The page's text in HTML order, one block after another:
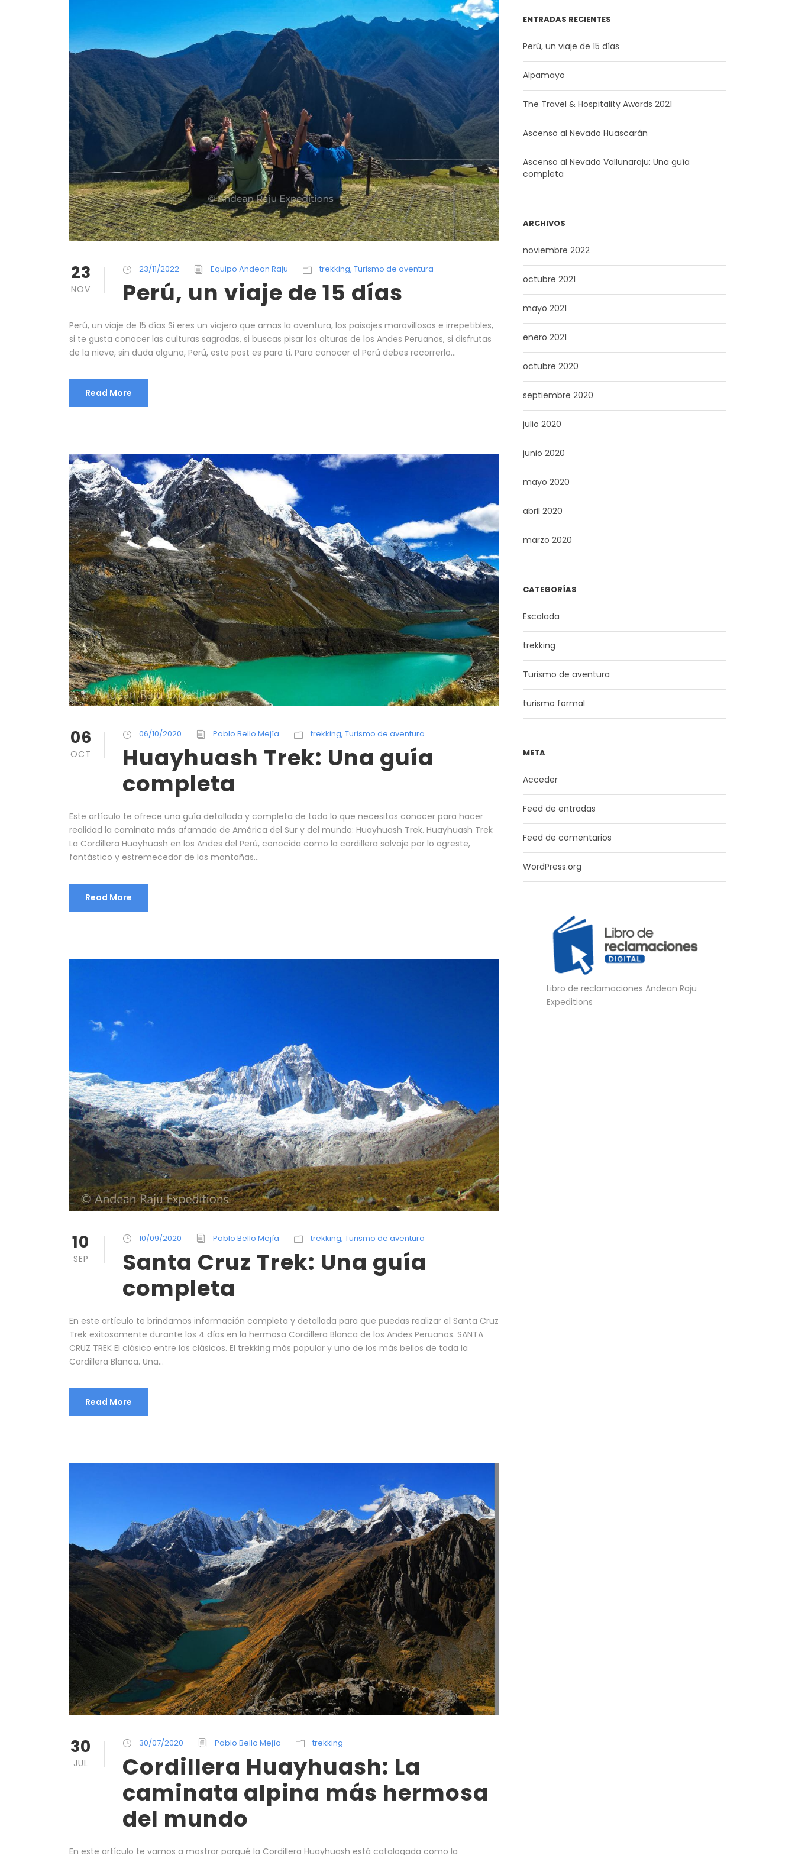
23
NOV
23/11/2022 Equipo Andean Raju trekking, Turismo de aventura
Perú, un viaje de 15 días
Perú, un viaje de 15 días Si eres un viajero que amas la aventura, los paisajes maravillosos e irrepetibles,
si te gusta conocer las culturas sagradas, si buscas pisar las alturas de los Andes Peruanos, si disfrutas
de la nieve, sin duda alguna, Perú, este post es para ti. Para conocer el Perú debes recorrerlo...
Read More
06
OCT
06/10/2020 Pablo Bello Mejía trekking, Turismo de aventura
Huayhuash Trek: Una guía
completa
Este artículo te ofrece una guía detallada y completa de todo lo que necesitas conocer para hacer
realidad la caminata más afamada de América del Sur y del mundo: Huayhuash Trek. Huayhuash Trek
La Cordillera Huayhuash en los Andes del Perú, conocida como la cordillera salvaje por lo agreste,
fantástico y estremecedor de las montañas...
Read More
10
SEP
10/09/2020 Pablo Bello Mejía trekking, Turismo de aventura
Santa Cruz Trek: Una guía
completa
En este artículo te brindamos información completa y detallada para que puedas realizar el Santa Cruz
Trek exitosamente durante los 4 días en la hermosa Cordillera Blanca de los Andes Peruanos. SANTA
CRUZ TREK El clásico entre los clásicos. El trekking más popular y uno de los más bellos de toda la
Cordillera Blanca. Una...
Read More
30
JUL
30/07/2020 Pablo Bello Mejía trekking
Cordillera Huayhuash: La
caminata alpina más hermosa
del mundo
En este artículo te vamos a mostrar porqué la Cordillera Huayhuash está catalogada como la
ENTRADAS RECIENTES
Perú, un viaje de 15 días
Alpamayo
The Travel & Hospitality Awards 2021
Ascenso al Nevado Huascarán
Ascenso al Nevado Vallunaraju: Una guía
completa
ARCHIVOS
noviembre 2022
octubre 2021
mayo 2021
enero 2021
octubre 2020
septiembre 2020
julio 2020
junio 2020
mayo 2020
abril 2020
marzo 2020
CATEGORÍAS
Escalada
trekking
Turismo de aventura
turismo formal
META
Acceder
Feed de entradas
Feed de comentarios
WordPress.org
Libro de reclamaciones Andean Raju
Expeditions